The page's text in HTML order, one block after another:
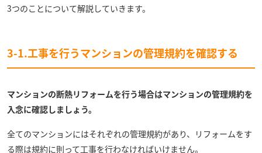
3つのことについて解説していきます。
3-1.工事を行うマンションの管理規約を確認する
マンションの断熱リフォームを行う場合はマンションの管理規約を
入念に確認しましょう。
全てのマンションにはそれぞれの管理規約があり、リフォームをす
る際は規約に則って工事を行わなければいけません。